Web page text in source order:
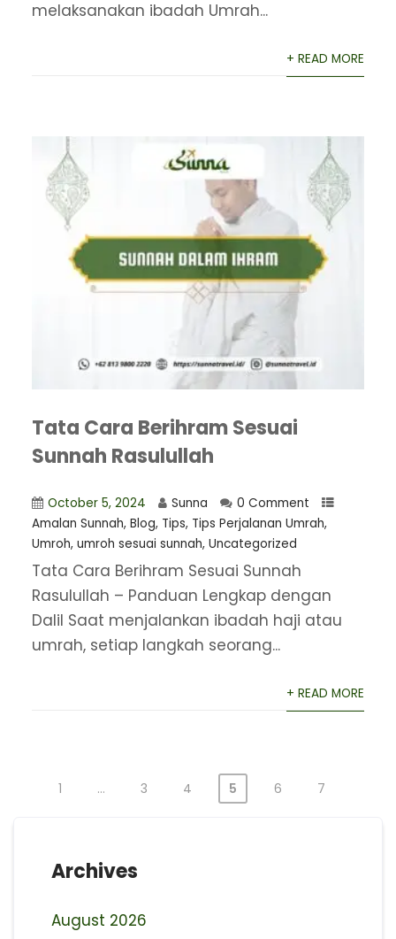
melaksanakan ibadah Umrah...
+ READ MORE
Tata Cara Berihram Sesuai
Sunnah Rasulullah
October 5, 2024 Sunna
0 Comment
Amalan Sunnah, Blog, Tips, Tips Perjalanan Umrah,
Umroh, umroh sesuai sunnah, Uncategorized
Tata Cara Berihram Sesuai Sunnah
Rasulullah – Panduan Lengkap dengan
Dalil Saat menjalankan ibadah haji atau
umrah, setiap langkah seorang...
+ READ MORE
1 … 3 4 5 6 7
Archives
August 2026